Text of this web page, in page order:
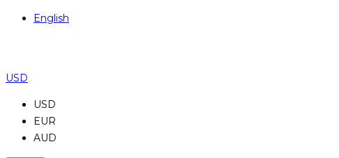
English
USD
USD
EUR
AUD